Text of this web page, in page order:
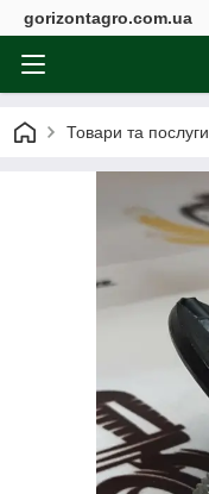
gorizontagro.com.ua
Товари та послуги